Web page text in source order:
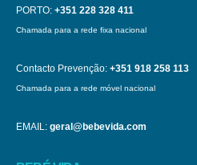
PORTO: +351 228 328 411
Chamada para a rede fixa nacional
Contacto Prevenção: +351 918 258 113
Chamada para a rede móvel nacional
EMAIL: geral@bebevida.com